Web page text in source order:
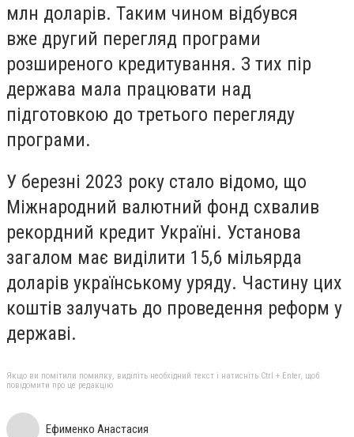
млн доларів. Таким чином відбувся
вже другий перегляд програми
розширеного кредитування. З тих пір
держава мала працювати над
підготовкою до третього перегляду
програми.
У березні 2023 року стало відомо, що
Міжнародний валютний фонд схвалив
рекордний кредит Україні. Установа
загалом має виділити 15,6 мільярда
доларів українському уряду. Частину цих
коштів залучать до проведення реформ у
державі.
Якщо ви помітили помилку, виділіть необхідний текст і натисніть Ctrl + Enter, щоб
повідомити про це редакцію
Ефименко Анастасия